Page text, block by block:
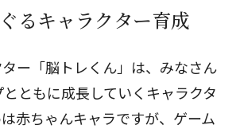
るキャラクター育成
ー「脳トレくん」は、みなさん
ともに成長していくキャラクタ
赤ちゃんキャラですが、ゲーム